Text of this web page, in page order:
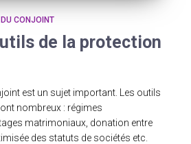
CONJOINT
de la protection
est un sujet important. Les outils
nombreux : régimes
matrimoniaux, donation entre
des statuts de sociétés etc.